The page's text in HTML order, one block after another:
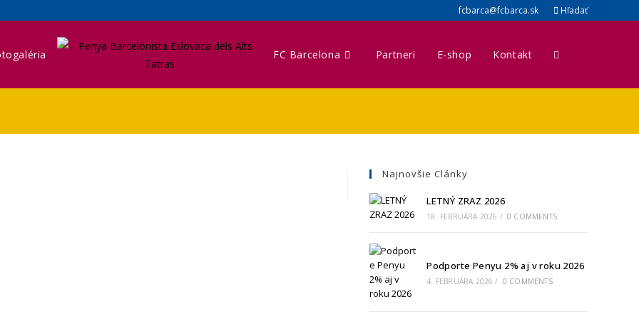
fcbarca@fcbarca.sk Hľadať
FC Barcelona Partneri E-shop Kontakt
Najnovšie Clánky
LETNÝ ZRAZ 2026
18. FEBRUÁRA 2026 / 0 COMMENTS
Podporte Penyu 2% aj v roku 2026
4. FEBRUÁRA 2026 / 0 COMMENTS